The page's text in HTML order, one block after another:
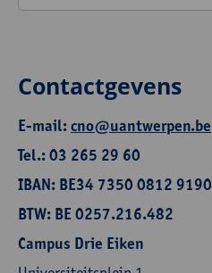
Contactgevens
E-mail:cno@uantwerpen.be
Tel.: 03 265 29 60
IBAN: BE34 7350 0812 9190
BTW: BE 0257.216.482
Campus Drie Eiken